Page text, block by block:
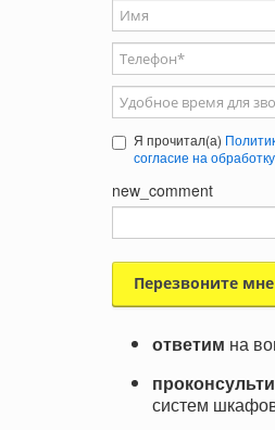
Ваше имя
Телефон*
Удобное время для
Я прочитал(а)
согласие на
new_comment
ответим на
систем